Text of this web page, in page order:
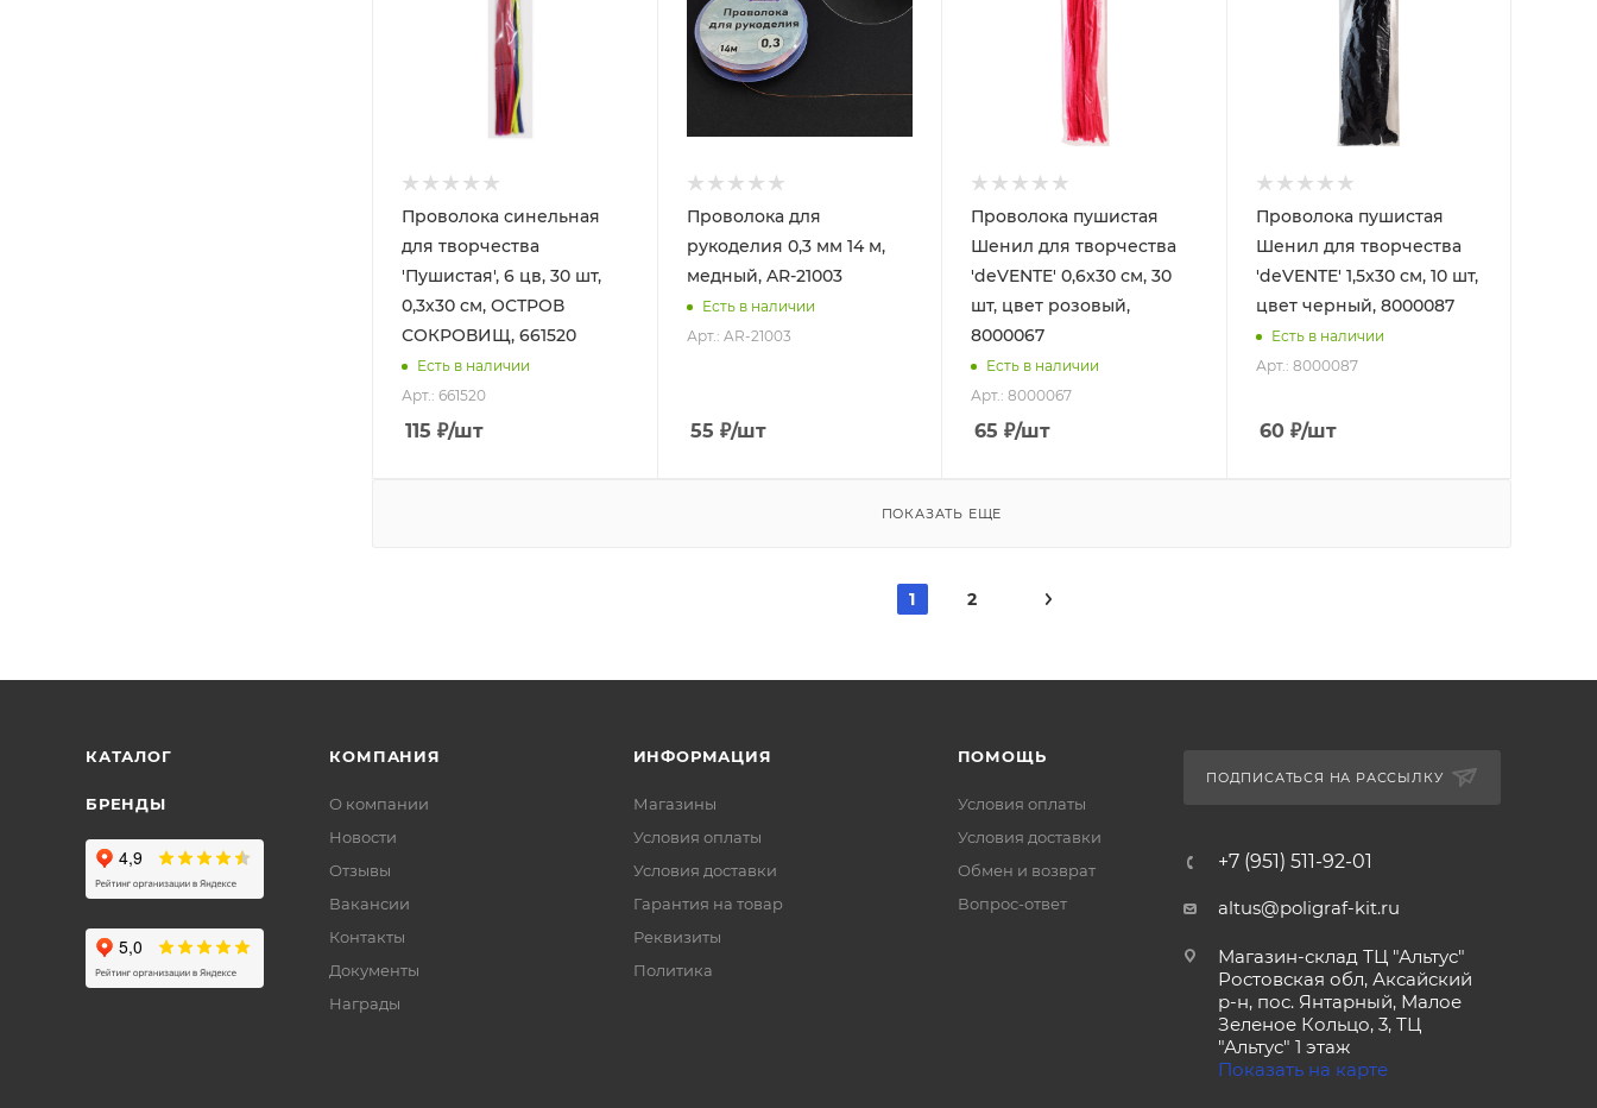
Проволока синельная
для творчества
'Пушистая', 6 цв, 30 шт,
0,3х30 см, ОСТРОВ
СОКРОВИЩ, 661520
Есть в наличии
Арт.: 661520
115 ₽/шт
Проволока для
рукоделия 0,3 мм 14 м,
медный, AR-21003
Есть в наличии
Арт.: AR-21003
55 ₽/шт
Проволока пушистая
Шенил для творчества
'deVENTE' 0,6x30 см, 30
шт, цвет розовый,
8000067
Есть в наличии
Арт.: 8000067
65 ₽/шт
Проволока пушистая
Шенил для творчества
'deVENTE' 1,5x30 см, 10 шт,
цвет черный, 8000087
Есть в наличии
Арт.: 8000087
60₽/шт
ПОКАЗАТЬ ЕЩЕ
1 2
КАТАЛОГ
БРЕНДЫ
КОМПАНИЯ
О компании
Новости
Отзывы
Вакансии
Контакты
Документы
Награды
ИНФОРМАЦИЯ
Магазины
Условия оплаты
Условия доставки
Гарантия на товар
Реквизиты
Политика
ПОМОЩЬ
Условия оплаты
Условия доставки
Обмен и возврат
Вопрос-ответ
ПОДПИСАТЬСЯ НА РАССЫЛКУ
+7 (951) 511-92-01
altus@poligraf-kit.ru
Магазин-склад ТЦ "Альтус"
Ростовская обл, Аксайский
р-н, пос. Янтарный, Малое
Зеленое Кольцо, 3, ТЦ
"Альтус" 1 этаж
Показать на карте